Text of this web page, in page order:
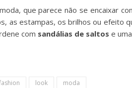
que parece não se encaixar
as estampas, os brilhos ou efeito
com sandálias de saltos e uma
look moda